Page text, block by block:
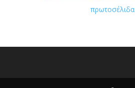
πρωτοσέλιδα